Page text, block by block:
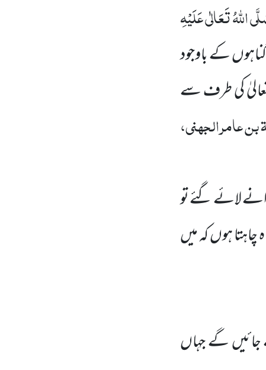
اللہُ تَعَالٰی عَلَیْہِ
کے باوجود
کی طرف سے
عامر الجہنی،
لائے گئے تو
ہوں کہمیں
گے جہاں